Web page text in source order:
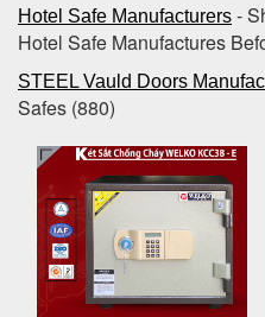
Hotel Safe Manufacturers -
Hotel Safe Manufactures
STEEL Vauld Doors
Safes (880)